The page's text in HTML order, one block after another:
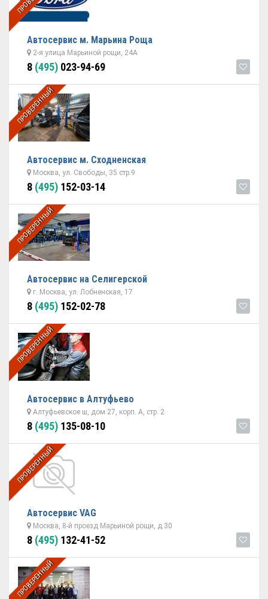
Автосервис м. Марьина Роща
2-я улица Марьиной рощи, 24А
8 (495) 023-94-69
ПРОВЕРЕННЫЙ
Автосервис м. Сходненская
Москва, ул. Свободы, 35 стр.9
8 (495) 152-03-14
ПРОВЕРЕННЫЙ
Автосервис на Селигерской
г. Москва, ул. Лобненская, 17
8 (495) 152-02-78
ПРОВЕРЕННЫЙ
Автосервис в Алтуфьево
Алтуфьевское ш, дом 27, корп. А, стр. 2
8 (495) 135-08-10
ПРОВЕРЕННЫЙ
Автосервис VAG
Москва, 8-й проезд Марьиной рощи, д.30
8 (495) 132-41-52
ПРОВЕРЕННЫЙ